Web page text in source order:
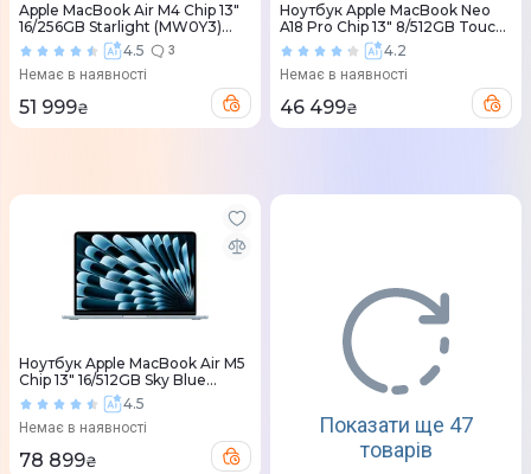
Apple MacBook Air M4 Chip 13"
16/256GB Starlight (MW0Y3)
2025
4.5 3
Немає в наявності
51 999₴
Ноутбук Apple MacBook Neo
A18 Pro Chip 13" 8/512GB Touch
ID Blush (MHFJ4) 2026
4.2
Немає в наявності
46 499₴
Ноутбук Apple MacBook Air M5
Chip 13" 16/512GB Sky Blue
(MDHH4) 20264.5
Немає в наявності
78 899₴
Показати ще 47
товарів